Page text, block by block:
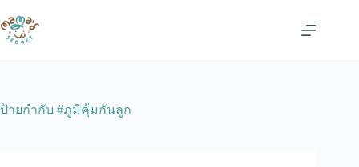
to
content
ป้ายกำกับ #ภูมิคุ้มกันลูก